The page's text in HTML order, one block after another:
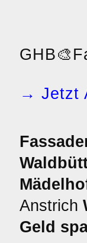
GHB🎨
→ Jetzt
Anstrich
Geld